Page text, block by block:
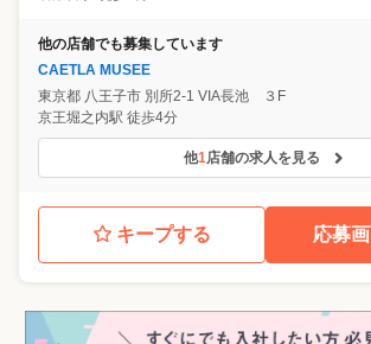
他の店舗でも募集しています
CAETLA MUSEE
東京都 八王子市 別所2-1 VIA長池 ３F
京王堀之内駅 徒歩4分
他1店舗の求人を見る
キープする 応募